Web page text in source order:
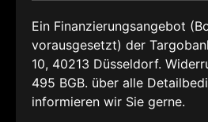
Ein Finanzierungsangebot
vorausgesetzt) der
10, 40213 Düsseldorf.
495 BGB. über alle
informieren wir Sie gerne.